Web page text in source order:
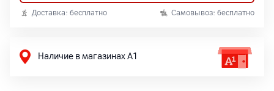
Доставка: бесплатно Самовывоз: бесплатно
Наличие в магазинах А1